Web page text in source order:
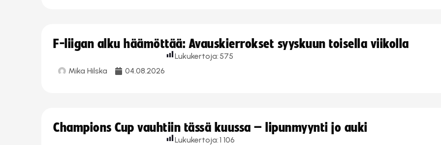
F-liigan alku häämöttää: Avauskierrokset syyskuun toisella viikolla
Mika Hilska 04.08.2026
Lukukertoja: 575
Champions Cup vauhtiin tässä kuussa – lipunmyynti jo auki
Lukukertoja:1 106